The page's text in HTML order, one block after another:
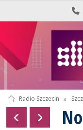
Radio Szczecin »